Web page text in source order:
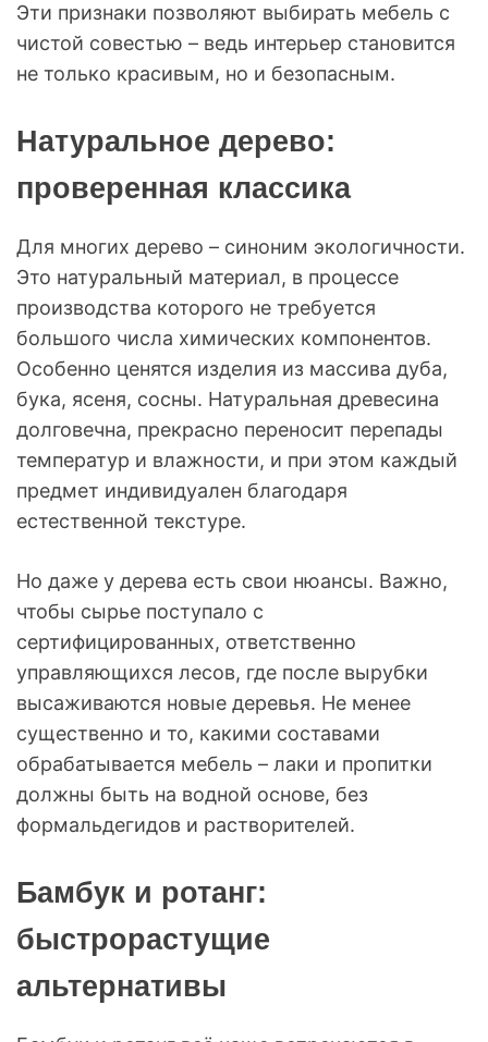
Эти признаки позволяют выбирать мебель с
чистой совестью – ведь интерьер становится
не только красивым, но и безопасным.
Натуральное дерево:
проверенная классика
Для многих дерево – синоним экологичности.
Это натуральный материал, в процессе
производства которого не требуется
большого числа химических компонентов.
Особенно ценятся изделия из массива дуба,
бука, ясеня, сосны. Натуральная древесина
долговечна, прекрасно переносит перепады
температур и влажности, и при этом каждый
предмет индивидуален благодаря
естественной текстуре.
Но даже у дерева есть свои нюансы. Важно,
чтобы сырье поступало с
сертифицированных, ответственно
управляющихся лесов, где после вырубки
высаживаются новые деревья. Не менее
существенно и то, какими составами
обрабатывается мебель – лаки и пропитки
должны быть на водной основе, без
формальдегидов и растворителей.
Бамбук и ротанг:
быстрорастущие
альтернативы